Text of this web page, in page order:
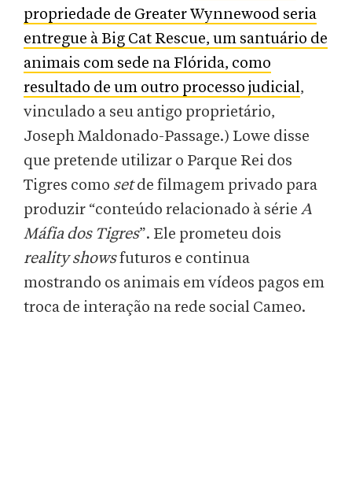
propriedade de Greater Wynnewood seria
entregue à Big Cat Rescue, um santuário de
animais com sede na Flórida, como
resultado de um outro processo judicial,
vinculado a seu antigo proprietário,
Joseph Maldonado-Passage.) Lowe disse
que pretende utilizar o Parque Rei dos
Tigres como setde filmagem privado para
produzir “conteúdo relacionado à série A
Máfia dos Tigres”. Ele prometeu dois
reality showsfuturos e continua
mostrando os animais em vídeos pagos em
troca de interação na rede social Cameo.